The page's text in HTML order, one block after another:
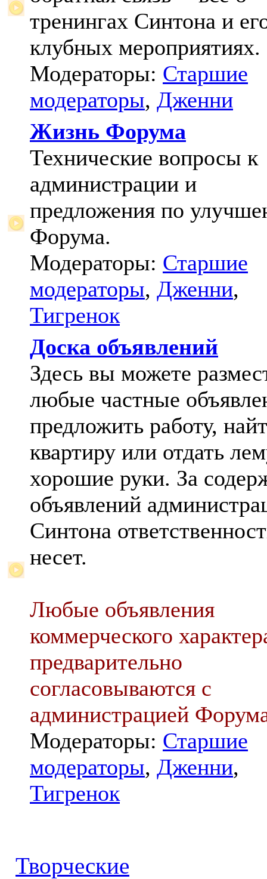
тренингах Синтона и
клубных мероприятиях.
Модераторы: Старшие
модераторы, Дженни
Жизнь Форума
Технические вопросы к
администрации и
предложения по
Форума.
Модераторы: Старшие
модераторы, Дженни,
Тигренок
Доска объявлений
Здесь вы можете
любые частные
предложить работу,
квартиру или отдать
хорошие руки. За
объявлений
Синтона
несет.
Любые объявления
коммерческого
предварительно
согласовываются с
администрацией
Модераторы: Старшие
модераторы, Дженни,
Тигренок
Творческие